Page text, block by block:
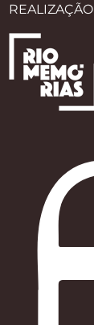
REALIZAÇÃO